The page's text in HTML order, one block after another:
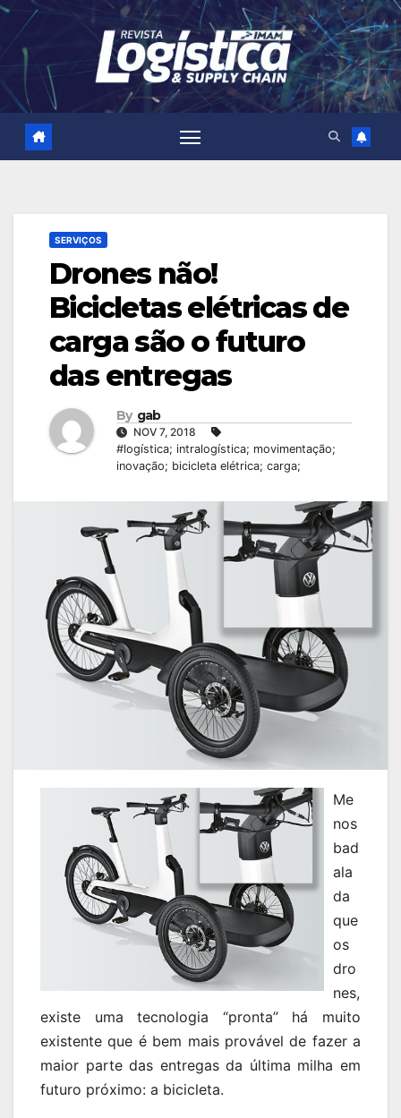
Skip
content
SERVIÇOS
Drones não!
Bicicletas elétricas de
carga são o futuro
das entregas
By gab
NOV 7, 2018
#logística; intralogística; movimentação;
inovação; bicicleta elétrica; carga;
Me
nos
bad
ala
da
que
os
dro
nes,
existe uma tecnologia “pronta” há muito
existente que é bem mais provável de fazer a
maior parte das entregas da última milha em
futuro próximo: a bicicleta.